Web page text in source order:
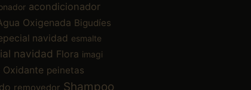
acondicionador
Oxigenada Bigudíes
navidad esmalte
navidad Flora imagi
Oxidante peinetas
removedor Shampoo